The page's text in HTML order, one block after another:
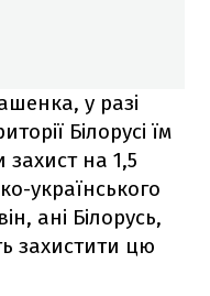
у разі
Білорусі їм
на 1,5
українського
ані Білорусь,
захистити цю